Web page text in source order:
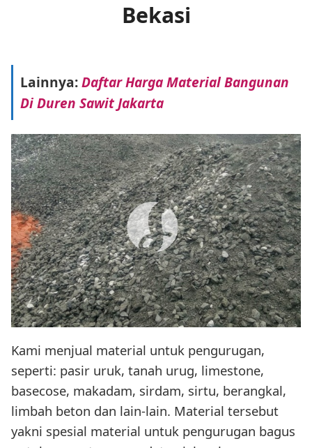
Bekasi
Lainnya:Daftar Harga Material Bangunan
Di Duren Sawit Jakarta
Kami menjual material untuk pengurugan,
seperti: pasir uruk, tanah urug, limestone,
basecose, makadam, sirdam, sirtu, berangkal,
limbah beton dan lain-lain. Material tersebut
yakni spesial material untuk pengurugan bagus